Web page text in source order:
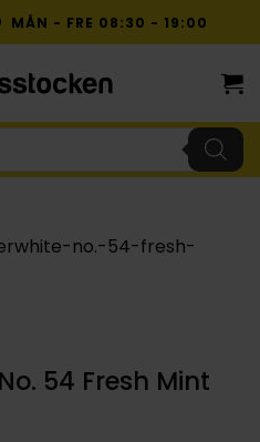
MÅN - FRE 08:30 - 19:00
54 Fresh Mint